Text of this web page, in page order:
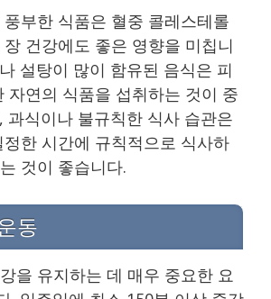
부한 식품은 혈중 콜레스테롤
건강에도 좋은 영향을 미칩니
설탕이 많이 함유된 음식은 피
자연의 식품을 섭취하는 것이 중
과식이나 불규칙한 식사 습관은
한 시간에 규칙적으로 식사하
것이 좋습니다.
동
을 유지하는 데 매우 중요한 요